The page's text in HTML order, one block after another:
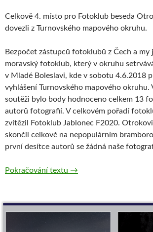
Celkově 4. místo pro Fotoklub beseda
dovezli z Turnovského mapového okruhu.
Bezpočet zástupců fotoklubů z Čech a my
moravský fotoklub, který v okruhu
v Mladé Boleslavi, kde v sobotu 4.6.2018
vyhlášení Turnovského mapového okruhu.
soutěži bylo body hodnoceno celkem 13
autorů fotografií. V celkovém pořadí
zvítězil Fotoklub Jablonec F2020.
skončil celkově na nepopulárním
první desítce autorů se žádná naše
Pokračování textu 52. ročník TMO v Mladé
→